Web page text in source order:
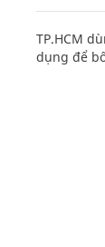
TP.HCM
dụng để